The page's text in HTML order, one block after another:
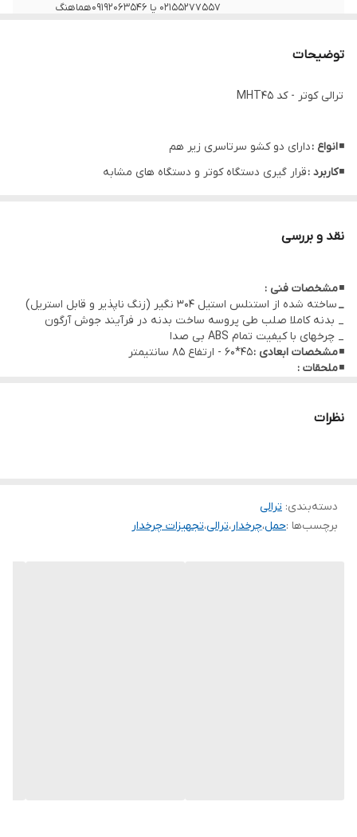
02155277557 یا 09192063546هماهنگ
نکات
توضیحات
ترالی کوتر - کد MHT45
◾انواع :دارای دو کشو سرتاسری زیر هم
◾کاربرد :قرار گیری دستگاه کوتر و دستگاه های مشابه
نقد و بررسی
◾مشخصات فنی :
_ساخته شده از استنلس استیل 304 نگیر (زنگ ناپذیر و قابل استریل)
_ بدنه کاملا صلب طی پروسه ساخت بدنه در فرآیند جوش آرگون
_ چرخهای با کیفیت تمام ABS بی صدا
◾مشخصات ابعادی :45*60 - ارتفاع 85 سانتیمتر
◾ملحقات :
نظرات
دسته‌بندی: ترالی
برچسب‌ها :حمل،چرخدار،ترالی،تجهیزات چرخدار